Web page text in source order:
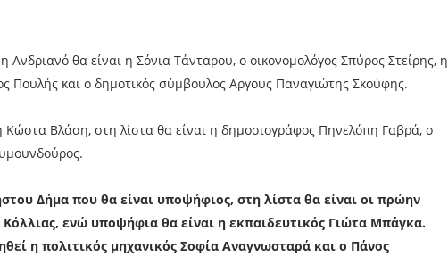
Ανδριανό θα είναι η Σόνια Τάνταρου, ο οικονομολόγος Σπύρος Στείρης, η
Πουλής και ο δημοτικός σύμβουλος Αργους Παναγιώτης Σκούφης.
Κώστα Βλάση, στη λίστα θα είναι η δημοσιογράφος Πηνελόπη Γαβρά, ο
Δήμα που θα είναι υποψήφιος, στη λίστα θα είναι οι πρώην
ενώ υποψήφια θα είναι η εκπαιδευτικός Γιώτα Μπάγκα.
η πολιτικός μηχανικός Σοφία Αναγνωσταρά και ο Πάνος